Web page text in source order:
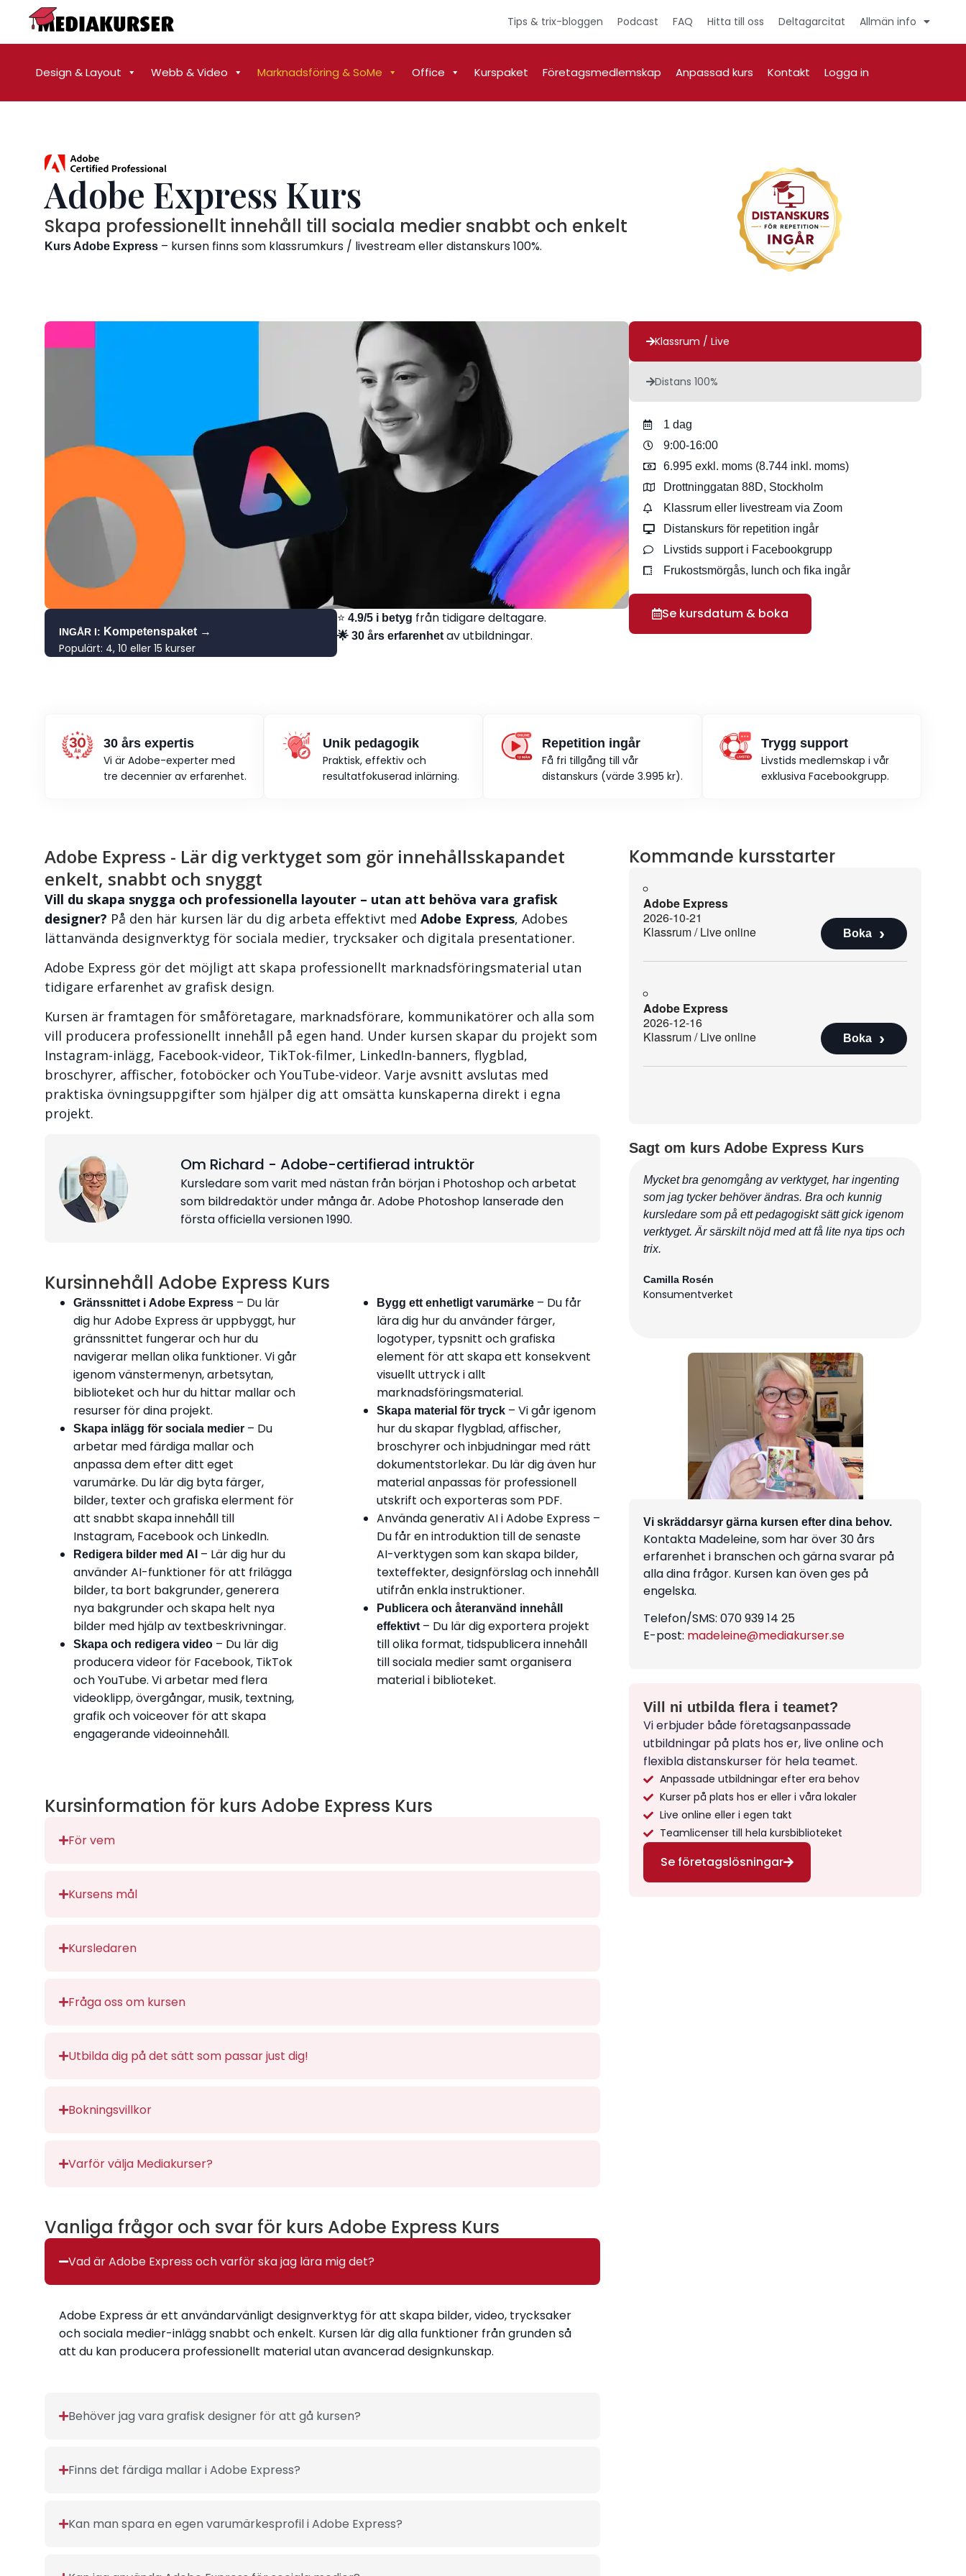
Tips & trix-bloggen Podcast FAQ Hitta till oss Deltagarcitat Allmän info
Design & Layout Webb & Video Marknadsföring & SoMe Office Kurspaket Företagsmedlemskap Anpassad kurs Kontakt Logga in
Adobe Express Kurs
Skapa professionellt innehåll till sociala medier snabbt och enkelt
Kurs Adobe Express – kursen finns som klassrumkurs / livestream eller distanskurs 100%.
Klassrum / Live
Distans 100%
1 dag
9:00-16:00
6.995 exkl. moms (8.744 inkl. moms)
Drottninggatan 88D, Stockholm
Klassrum eller livestream via Zoom
Distanskurs för repetition ingår
Livstids support i Facebookgrupp
Frukostsmörgås, lunch och fika ingår
Se kursdatum & boka
INGÅR I: Kompetenspaket →
Populärt: 4, 10 eller 15 kurser
⭐ 4.9/5 i betyg från tidigare deltagare.
🌟 30 års erfarenhetav utbildningar.
30 års expertis
Vi är Adobe-experter med
tre decennier av erfarenhet.
Unik pedagogik
Praktisk, effektiv och
resultatfokuserad inlärning.
Repetition ingår
Få fri tillgång till vår
distanskurs (värde 3.995 kr).
Trygg support
Livstids medlemskap i vår
exklusiva Facebookgrupp.
Kommande kursstarter
Adobe Express
2026-10-21
Klassrum / Live online
Boka
Adobe Express
2026-12-16
Klassrum / Live online
Boka
Sagt om kurs Adobe Express Kurs
Mycket bra genomgång av verktyget, har ingenting
som jag tycker behöver ändras. Bra och kunnig
kursledare som på ett pedagogiskt sätt gick igenom
verktyget. Är särskilt nöjd med att få lite nya tips och
trix.
Camilla Rosén
Konsumentverket
Vi skräddarsyr gärna kursen efter dina behov.
Kontakta Madeleine, som har över 30 års
erfarenhet i branschen och gärna svarar på
alla dina frågor. Kursen kan öven ges på
engelska.
Telefon/SMS: 070 939 14 25
E-post: madeleine@mediakurser.se
Vill ni utbilda flera i teamet?
Vi erbjuder både företagsanpassade
utbildningar på plats hos er, live online och
flexibla distanskurser för hela teamet.
Anpassade utbildningar efter era behov
Kurser på plats hos er eller i våra lokaler
Live online eller i egen takt
Teamlicenser till hela kursbiblioteket
Se företagslösningar
Adobe Express - Lär dig verktyget som gör innehållsskapandet
enkelt, snabbt och snyggt
Vill du skapa snygga och professionella layouter – utan att behöva vara grafisk
designer? På den här kursen lär du dig arbeta effektivt medAdobe Express, Adobes
lättanvända designverktyg för sociala medier, trycksaker och digitala presentationer.
Adobe Express gör det möjligt att skapa professionellt marknadsföringsmaterial utan
tidigare erfarenhet av grafisk design.
Kursen är framtagen för småföretagare, marknadsförare, kommunikatörer och alla som
vill producera professionellt innehåll på egen hand. Under kursen skapar du projekt som
Instagram-inlägg, Facebook-videor, TikTok-filmer, LinkedIn-banners, flygblad,
broschyrer, affischer, fotoböcker och YouTube-videor. Varje avsnitt avslutas med
praktiska övningsuppgifter som hjälper dig att omsätta kunskaperna direkt i egna
projekt.
Om Richard - Adobe-certifierad intruktör
Kursledare som varit med nästan från början i Photoshop och arbetat
som bildredaktör under många år. Adobe Photoshop lanserade den
första officiella versionen 1990.
Kursinnehåll Adobe Express Kurs
Gränssnittet i Adobe Express – Du lär
dig hur Adobe Express är uppbyggt, hur
gränssnittet fungerar och hur du
navigerar mellan olika funktioner. Vi går
igenom vänstermenyn, arbetsytan,
biblioteket och hur du hittar mallar och
resurser för dina projekt.
Skapa inlägg för sociala medier – Du
arbetar med färdiga mallar och
anpassa dem efter ditt eget
varumärke. Du lär dig byta färger,
bilder, texter och grafiska elerment för
att snabbt skapa innehåll till
Instagram, Facebook och LinkedIn.
Redigera bilder med AI – Lär dig hur du
använder AI-funktioner för att frilägga
bilder, ta bort bakgrunder, generera
nya bakgrunder och skapa helt nya
bilder med hjälp av textbeskrivningar.
Skapa och redigera video – Du lär dig
producera videor för Facebook, TikTok
och YouTube. Vi arbetar med flera
videoklipp, övergångar, musik, textning,
grafik och voiceover för att skapa
engagerande videoinnehåll.
Bygg ett enhetligt varumärke– Du får
lära dig hur du använder färger,
logotyper, typsnitt och grafiska
element för att skapa ett konsekvent
visuellt uttryck i allt
marknadsföringsmaterial.
Skapa material för tryck– Vi går igenom
hur du skapar flygblad, affischer,
broschyrer och inbjudningar med rätt
dokumentstorlekar. Du lär dig även hur
material anpassas för professionell
utskrift och exporteras som PDF.
Använda generativ AI i Adobe Express –
Du får en introduktion till de senaste
AI-verktygen som kan skapa bilder,
texteffekter, designförslag och innehåll
utifrån enkla instruktioner.
Publicera och återanvänd innehåll
effektivt– Du lär dig exportera projekt
till olika format, tidspublicera innehåll
till sociala medier samt organisera
material i biblioteket.
Kursinformation för kurs Adobe Express Kurs
För vem
Kursens mål
Kursledaren
Fråga oss om kursen
Utbilda dig på det sätt som passar just dig!
Bokningsvillkor
Varför välja Mediakurser?
Vanliga frågor och svar för kurs Adobe Express Kurs
Vad är Adobe Express och varför ska jag lära mig det?
Adobe Express är ett användarvänligt designverktyg för att skapa bilder, video, trycksaker
och sociala medier-inlägg snabbt och enkelt. Kursen lär dig alla funktioner från grunden så
att du kan producera professionellt material utan avancerad designkunskap.
Behöver jag vara grafisk designer för att gå kursen?
Finns det färdiga mallar i Adobe Express?
Kan man spara en egen varumärkesprofil i Adobe Express?